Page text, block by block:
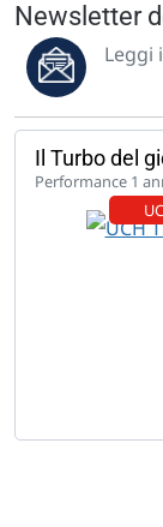
Newsletter
Leggi
Il Turbo del
Performance 1